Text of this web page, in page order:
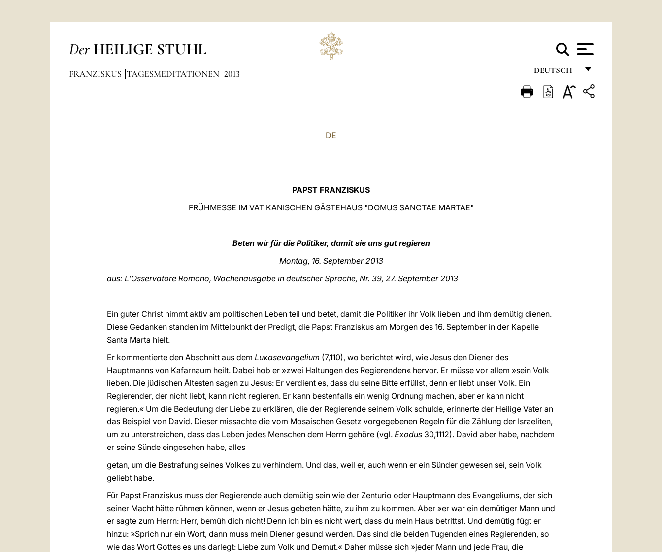
Der HEILIGE STUHL
DEUTSCH
FRANÇAIS
FRANZISKUS TAGESMEDITATIONEN 2013
DE
PAPST FRANZISKUS
FRÜHMESSE IM VATIKANISCHEN GÄSTEHAUS "DOMUS SANCTAE MARTAE"
Beten wir für die Politiker, damit sie uns gut regieren
Montag, 16. September 2013
aus: L'Osservatore Romano, Wochenausgabe in deutscher Sprache, Nr. 39, 27. September2013
Ein guter Christ nimmt aktiv am politischen Leben teil und betet, damit die Politiker ihr Volk lieben und ihm demütig dienen.
Diese Gedanken standen im Mittelpunkt der Predigt, die Papst Franziskus am Morgen des 16. September in der Kapelle
Santa Marta hielt.
Er kommentierte den Abschnitt aus dem Lukasevangelium (7,110), wo berichtet wird, wie Jesus den Diener des
Hauptmanns von Kafarnaum heilt. Dabei hob er »zwei Haltungen des Regierenden« hervor. Er müsse vor allem »sein Volk
lieben. Die jüdischen Ältesten sagen zu Jesus: Er verdient es, dass du seine Bitte erfüllst, denn er liebt unser Volk. Ein
Regierender, der nicht liebt, kann nicht regieren. Er kann bestenfalls ein wenig Ordnung machen, aber er kann nicht
regieren.« Um die Bedeutung der Liebe zu erklären, die der Regierende seinem Volk schulde, erinnerte der Heilige Vater an
das Beispiel von David. Dieser missachte die vom Mosaischen Gesetz vorgegebenen Regeln für die Zählung der Israeliten,
um zu unterstreichen, dass das Leben jedes Menschen dem Herrn gehöre (vgl. Exodus 30,1112). David aber habe, nachdem
er seine Sünde eingesehen habe, alles
getan, um die Bestrafung seines Volkes zu verhindern. Und das, weil er, auch wenn er ein Sünder gewesen sei, sein Volk
geliebt habe.
Für Papst Franziskus muss der Regierende auch demütig sein wie der Zenturio oder Hauptmann des Evangeliums, der sich
seiner Macht hätte rühmen können, wenn er Jesus gebeten hätte, zu ihm zu kommen. Aber »er war ein demütiger Mann und
er sagte zum Herrn: Herr, bemüh dich nicht! Denn ich bin es nicht wert, dass du mein Haus betrittst. Und demütig fügt er
hinzu: »Sprich nur ein Wort, dann muss mein Diener gesund werden. Das sind die beiden Tugenden eines Regierenden, so
wie das Wort Gottes es uns darlegt: Liebe zum Volk und Demut.« Daher müsse sich »jeder Mann und jede Frau, die